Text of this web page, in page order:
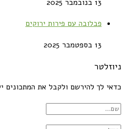
13 בנובמבר 2025
פבלובה עם פירות ירוקים
13 בספטמבר 2025
ניוזלטר
כדאי לך להירשם ולקבל את המתכונים